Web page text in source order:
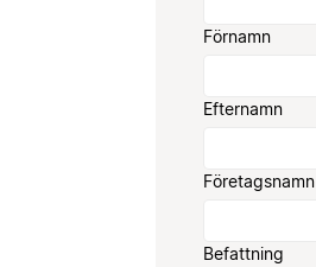
Förnamn
Efternamn
Företagsnamn
Befattning